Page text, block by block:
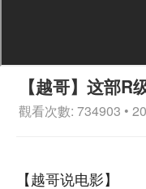
【越哥】这部R
觀看次數: 734903 •
【越哥说电影】